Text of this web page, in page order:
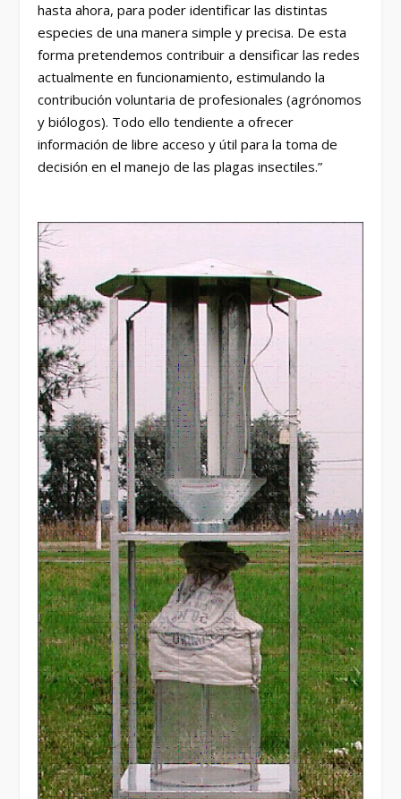
hasta ahora, para poder identificar las distintas
especies de una manera simple y precisa. De esta
forma pretendemos contribuir a densificar las redes
actualmente en funcionamiento, estimulando la
contribución voluntaria de profesionales (agrónomos
y biólogos). Todo ello tendiente a ofrecer
información de libre acceso y útil para la toma de
decisión en el manejo de las plagas insectiles.”